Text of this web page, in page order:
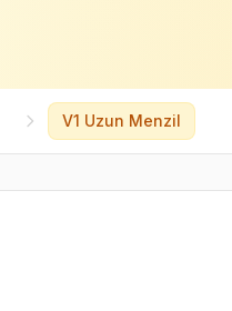
V1 Uzun Menzil